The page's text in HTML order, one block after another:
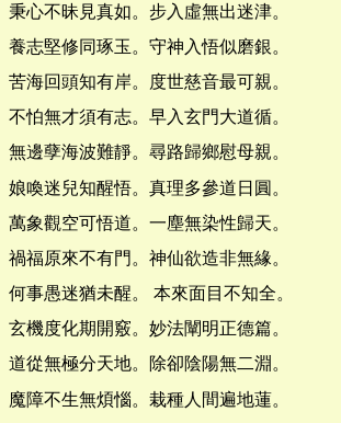
秉心不昧見真如。步入虛無出迷津。
養志堅修同琢玉。守神入悟似磨銀。
苦海回頭知有岸。度世慈音最可親。
不怕無才須有志。早入玄門大道循。
無邊孽海波難靜。尋路歸鄉慰母親。
娘喚迷兒知醒悟。真理多參道日圓。
萬象觀空可悟道。一塵無染性歸天。
禍福原來不有門。神仙欲造非無緣。
何事愚迷猶未醒。 本來面目不知全。
玄機度化期開竅。妙法闡明正德篇。
道從無極分天地。除卻陰陽無二淵。
魔障不生無煩惱。栽種人間遍地蓮。